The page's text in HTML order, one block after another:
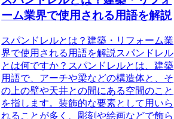
ーム業界で使用される用語を解説
スパンドレルとは？建築・リフォーム業
界で使用される用語を解説スパンドレル
とは何ですか？スパンドレルとは、建築
用語で、アーチや梁などの構造体と、そ
の上の壁や天井との間にある空間のこと
を指します。装飾的な要素として用いら
れることが多く、彫刻や絵画などで飾ら